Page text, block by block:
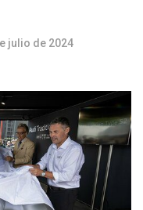
julio de 2024